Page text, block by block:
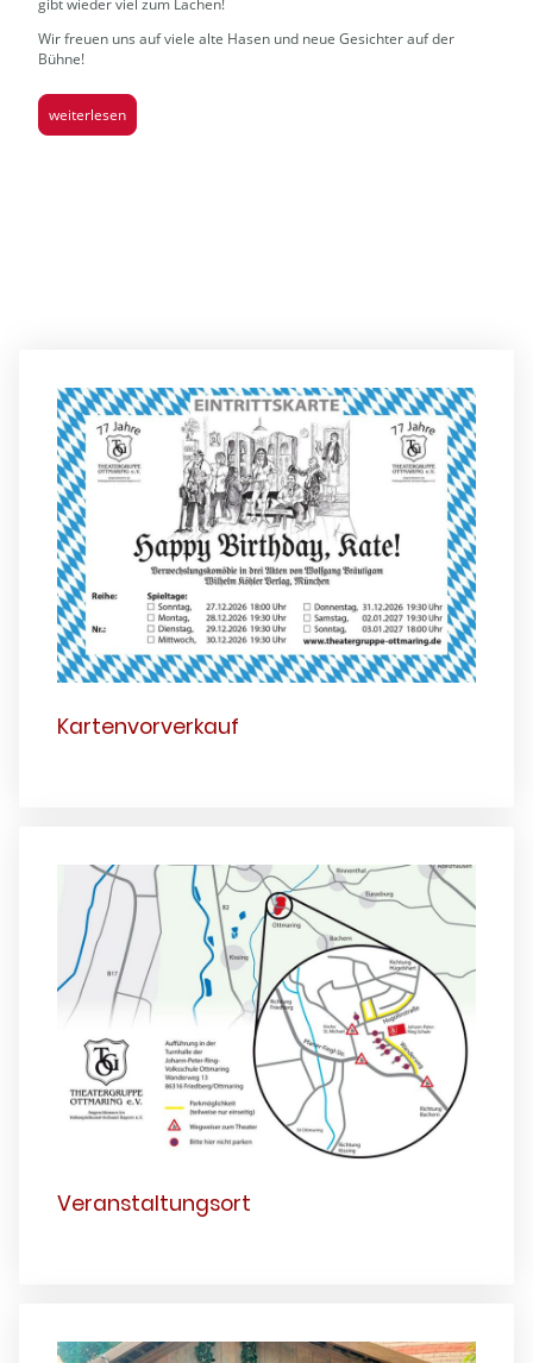
gibt wieder viel zum Lachen!
Wir freuen uns auf viele alte Hasen und neue Gesichter auf der
Bühne!
weiterlesen
Kartenvorverkauf
Veranstaltungsort